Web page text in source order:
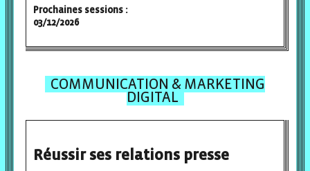
Prochaines sessions :
03/12/2026
COMMUNICATION & MARKETING
DIGITAL
Réussir ses relations presse